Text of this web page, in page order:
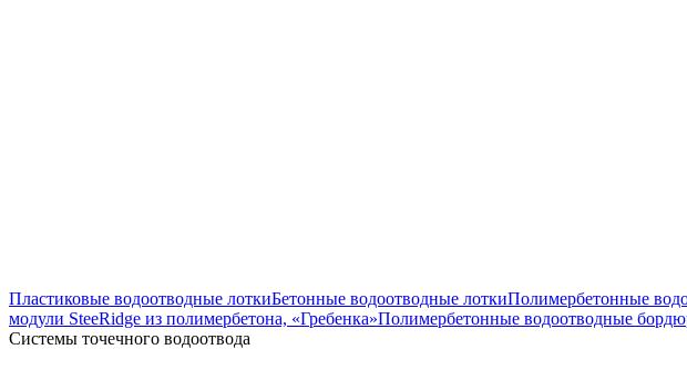
Пластиковые водоотводные лоткиБетонные водоотводные лоткиПолимербетонные
модули SteeRidge из полимербетона, «Гребенка»Полимербетонные водоотводные
Системы точечного водоотвода